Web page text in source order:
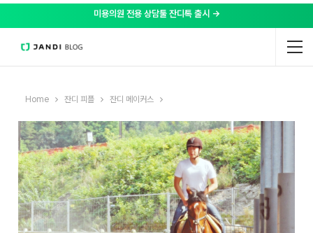
미용의원 전용 상담툴 잔디톡 출시 →
Home 잔디 피플 잔디 메이커스